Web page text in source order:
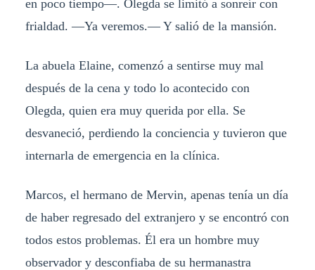
en poco tiempo—. Olegda se limitó a sonreír con
frialdad. —Ya veremos.— Y salió de la mansión.
La abuela Elaine, comenzó a sentirse muy mal
después de la cena y todo lo acontecido con
Olegda, quien era muy querida por ella. Se
desvaneció, perdiendo la conciencia y tuvieron que
internarla de emergencia en la clínica.
Marcos, el hermano de Mervin, apenas tenía un día
de haber regresado del extranjero y se encontró con
todos estos problemas. Él era un hombre muy
observador y desconfiaba de su hermanastra